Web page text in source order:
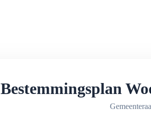
Bestemmingsplan